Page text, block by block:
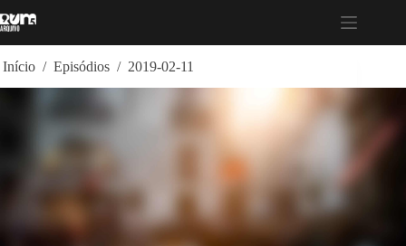
para
Início / Episódios / 2019-02-11